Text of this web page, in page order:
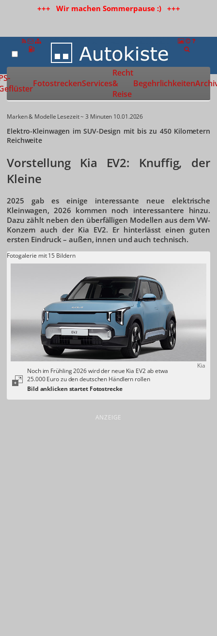
+++ Wir machen Sommerpause :) +++
Zur Startseite
FotostreckenServices
Recht
&
Reise
Begehrlichkeiten
Marken & Modelle Lesezeit ~ 3 Minuten 10.01.2026
Elektro-Kleinwagen im SUV-Design mit bis zu 450 Kilometern
Reichweite
Vorstellung Kia EV2: Knuffig, der
Kleine
2025 gab es einige interessante neue elektrische
Kleinwagen, 2026 kommen noch interessantere hinzu.
Dazu zählt neben den überfälligen Modellen aus dem VW-
Konzern auch der Kia EV2. Er hinterlässt einen guten
ersten Eindruck – außen, innen und auch technisch.
Fotogalerie mit 15 Bildern
Kia
Noch im Frühling 2026 wird der neue Kia EV2 ab etwa
25.000 Euro zu den deutschen Händlern rollen
ANZEIGE